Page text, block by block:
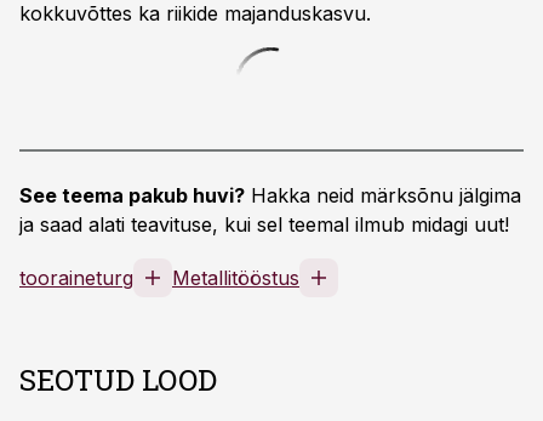
kokkuvõttes ka riikide majanduskasvu.
See teema pakub huvi? Hakka neid märksõnu jälgima
ja saad alati teavituse, kui sel teemal ilmub midagi uut!
tooraineturg Metallitööstus
SEOTUD LOOD